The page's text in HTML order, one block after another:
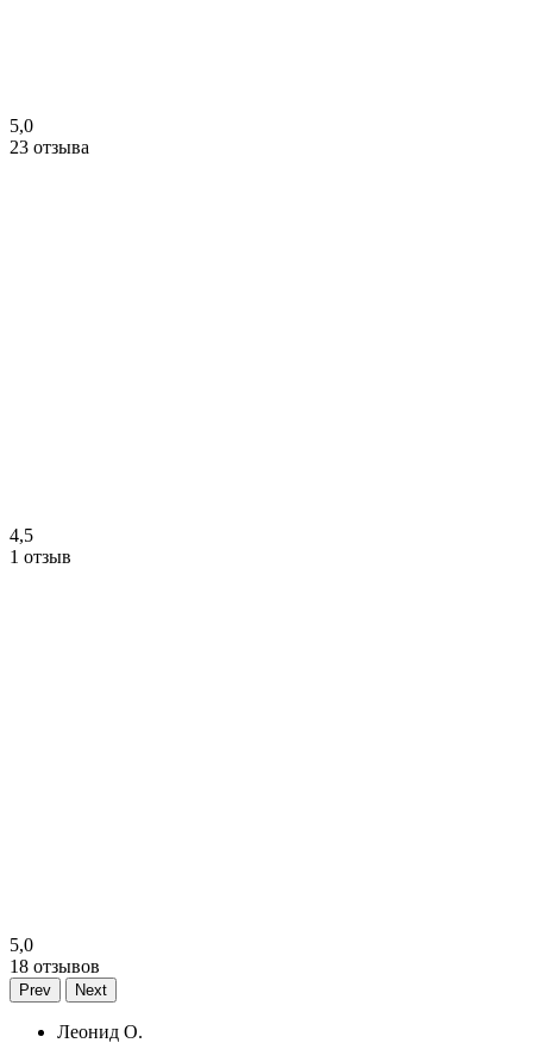
5,0
23 отзыва
4,5
1 отзыв
5,0
18 отзывов
Prev Next
Леонид О.